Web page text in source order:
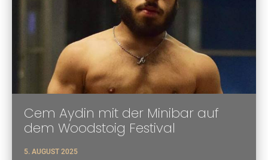
Cem Aydin mit der Minibar auf
dem Woodstoig Festival
5. AUGUST 2025